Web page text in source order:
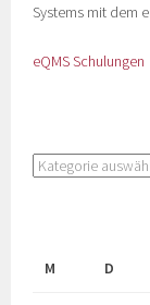
Systems mit dem
eQMS Schulungen
M
D